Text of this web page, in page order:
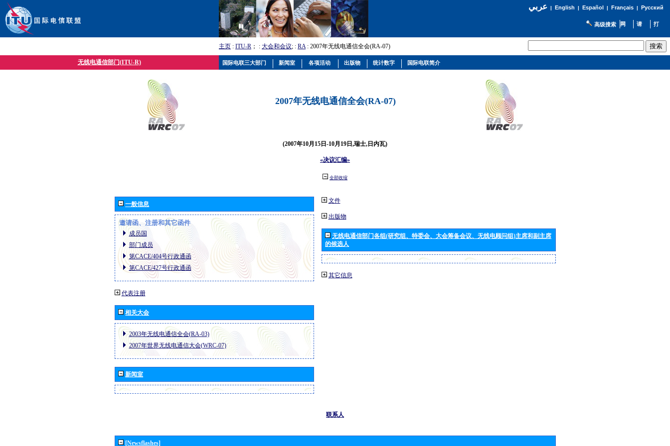
عربي| English | Español | Français| Русский
高级搜索
主页 : ITU-R ； : 大会和会议; : RA: 2007年无线电通信全会(RA-07)
无线电通信部门(ITU-R)
2007年无线电通信全会(RA-07)
(2007年10月15日-10月19日,瑞士,日内瓦)
«决议汇编»
全部收缩
一般信息
邀请函、注册和其它函件
成员国
部门成员
第CACE/404号行政通函
第CACE/427号行政通函
代表注册
相关大会
2003年无线电通信全会(RA-03)
2007年世界无线电通信大会(WRC-07)
新闻室
文件
出版物
无线电通信部门各组(研究组、特委会、大会筹备会议、无线电顾问组)主席和副主席
的候选人
其它信息
联系人
[Newsflashes]
国际电联三大部门 新闻室 各项活动 出版物 统计数字 国际电联简介